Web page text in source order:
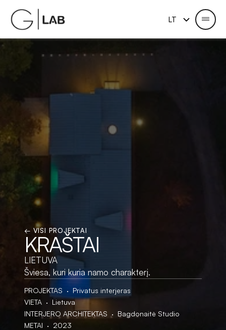
Select Language
LT
← VISI PROJEKTAI
KRAŠTAI
LIETUVA
Šviesa, kuri kuria namo charakterį.
PROJEKTAS  ·  Privatus interjeras
VIETA  ·  Lietuva
INTERJERO ARCHITEKTAS  ·  Bagdonaitė Studio
METAI  ·  2023